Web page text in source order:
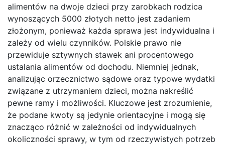
alimentów na dwoje dzieci przy zarobkach rodzica
wynoszących 5000 złotych netto jest zadaniem
złożonym, ponieważ każda sprawa jest indywidualna i
zależy od wielu czynników. Polskie prawo nie
przewiduje sztywnych stawek ani procentowego
ustalania alimentów od dochodu. Niemniej jednak,
analizując orzecznictwo sądowe oraz typowe wydatki
związane z utrzymaniem dzieci, można nakreślić
pewne ramy i możliwości. Kluczowe jest zrozumienie,
że podane kwoty są jedynie orientacyjne i mogą się
znacząco różnić w zależności od indywidualnych
okoliczności sprawy, w tym od rzeczywistych potrzeb